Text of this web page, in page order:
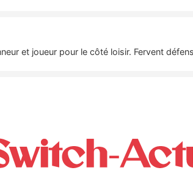
et joueur pour le côté loisir. Fervent